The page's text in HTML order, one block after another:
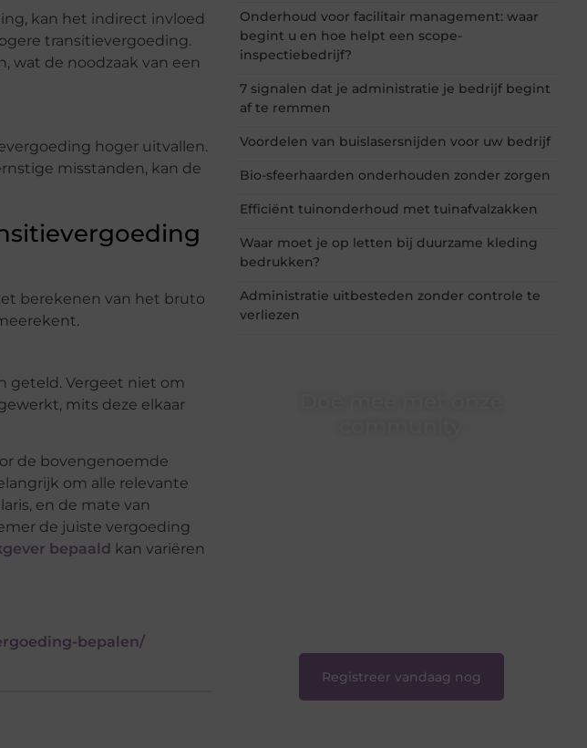
kan het indirect invloed
transitievergoeding.
wat de noodzaak van een
hoger uitvallen.
misstanden, kan de
berekenen van het bruto
geteld. Vergeet niet om
mits deze elkaar
de bovengenoemde
om alle relevante
en de mate van
de juiste vergoeding
bepaald kan variëren
bepalen/
Onderhoud voor facilitair management: waar
begint u en hoe helpt een scope-
inspectiebedrijf?
7 signalen dat je administratie je bedrijf begint
af te remmen
Voordelen van buislasersnijden voor uw bedrijf
Bio-sfeerhaarden onderhouden zonder zorgen
Efficiënt tuinonderhoud met tuinafvalzakken
Waar moet je op letten bij duurzame kleding
bedrukken?
Administratie uitbesteden zonder controle te
verliezen
Registreer vandaag nog